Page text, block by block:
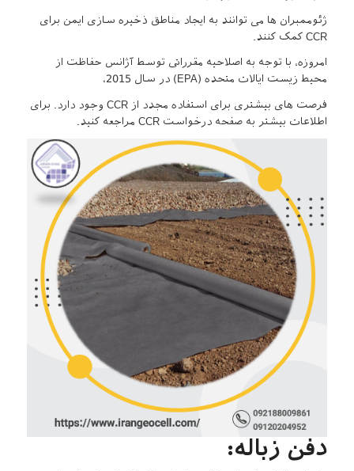
ژئوممبران ها می توانند به ایجاد مناطق ذخیره سازی ایمن برای
CCR کمک کنند.
امروزه، با توجه به اصلاحیه مقرراتی توسط آژانس حفاظت از
محیط زیست ایالات متحده (EPA) در سال 2015،
فرصت های بیشتری برای استفاده مجدد از CCR وجود دارد. برای
اطلاعات بیشتر به صفحه درخواست CCR مراجعه کنید.
دفن زباله: